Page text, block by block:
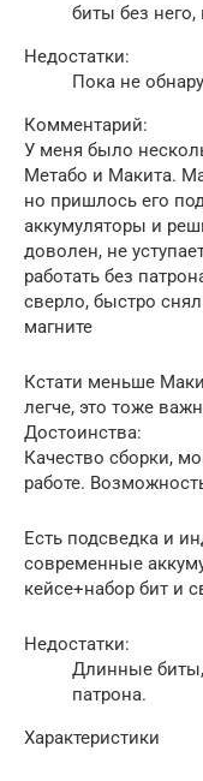
биты без него,
Недостатки:
Пока не
Комментарий:
У меня было
Метабо и Макита.
но пришлось его
аккумуляторы и
доволен, не
работать без
сверло, быстро
магните
Кстати меньше
легче, это тоже
Достоинства:
Качество сборки,
работе.
Есть подсведка и
современные
кейсе+набор бит и
Недостатки:
Длинные биты,
патрона.
Характеристики